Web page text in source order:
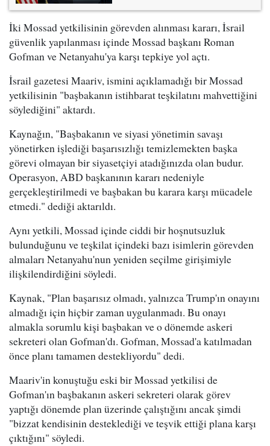
İki Mossad yetkilisinin görevden alınması kararı, İsrail
güvenlik yapılanması içinde Mossad başkanı Roman
Gofman ve Netanyahu'ya karşı tepkiye yol açtı.
İsrail gazetesi Maariv, ismini açıklamadığı bir Mossad
yetkilisinin "başbakanın istihbarat teşkilatını mahvettiğini
söylediğini" aktardı.
Kaynağın, "Başbakanın ve siyasi yönetimin savaşı
yönetirken işlediği başarısızlığı temizlemekten başka
görevi olmayan bir siyasetçiyi atadığınızda olan budur.
Operasyon, ABD başkanının kararı nedeniyle
gerçekleştirilmedi ve başbakan bu karara karşı mücadele
etmedi." dediği aktarıldı.
Aynı yetkili, Mossad içinde ciddi bir hoşnutsuzluk
bulunduğunu ve teşkilat içindeki bazı isimlerin görevden
almaları Netanyahu'nun yeniden seçilme girişimiyle
ilişkilendirdiğini söyledi.
Kaynak, "Plan başarısız olmadı, yalnızca Trump'ın onayını
almadığı için hiçbir zaman uygulanmadı. Bu onayı
almakla sorumlu kişi başbakan ve o dönemde askeri
sekreteri olan Gofman'dı. Gofman, Mossad'a katılmadan
önce planı tamamen destekliyordu" dedi.
Maariv'in konuştuğu eski bir Mossad yetkilisi de
Gofman'ın başbakanın askeri sekreteri olarak görev
yaptığı dönemde plan üzerinde çalıştığını ancak şimdi
"bizzat kendisinin desteklediği ve teşvik ettiği plana karşı
çıktığını" söyledi.